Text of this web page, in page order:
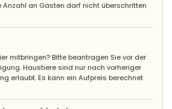
an Gästen darf nicht überschritten
mitbringen? Bitte beantragen Sie vor der
Haustiere sind nur nach vorheriger
erlaubt. Es kann ein Aufpreis berechnet